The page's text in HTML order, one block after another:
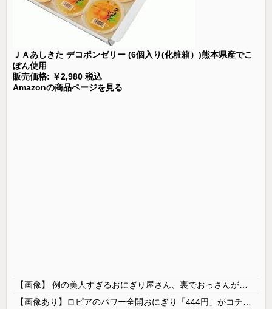
ＪＡあしきた デコポンゼリー (6個入り(化粧箱）)熊本県産でこ
ぽん使用
販売価格: ￥2,980 税込
Amazonの商品ページを見る